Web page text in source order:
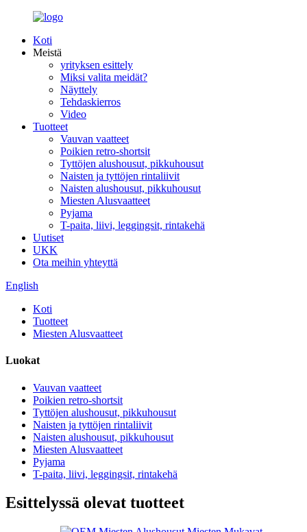
Koti
Meistä
yrityksen esittely
Miksi valita meidät?
Näyttely
Tehdaskierros
Video
Tuotteet
Vauvan vaatteet
Poikien retro-shortsit
Tyttöjen alushousut, pikkuhousut
Naisten ja tyttöjen rintaliivit
Naisten alushousut, pikkuhousut
Miesten Alusvaatteet
Pyjama
T-paita, liivi, leggingsit, rintakehä
Uutiset
UKK
Ota meihin yhteyttä
English
Koti
Tuotteet
Miesten Alusvaatteet
Luokat
Vauvan vaatteet
Poikien retro-shortsit
Tyttöjen alushousut, pikkuhousut
Naisten ja tyttöjen rintaliivit
Naisten alushousut, pikkuhousut
Miesten Alusvaatteet
Pyjama
T-paita, liivi, leggingsit, rintakehä
Esittelyssä olevat tuotteet